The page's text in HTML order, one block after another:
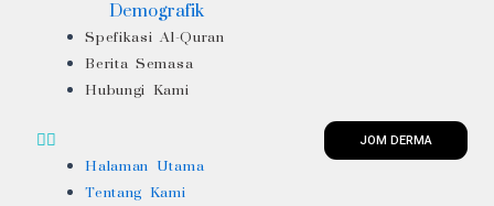
Demografik
Spefikasi Al-Quran
Berita Semasa
Hubungi Kami
Halaman Utama
Tentang Kami
JOM DERMA